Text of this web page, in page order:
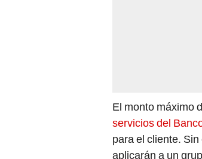
El monto máximo
servicios del
para el cliente.
aplicarán a un